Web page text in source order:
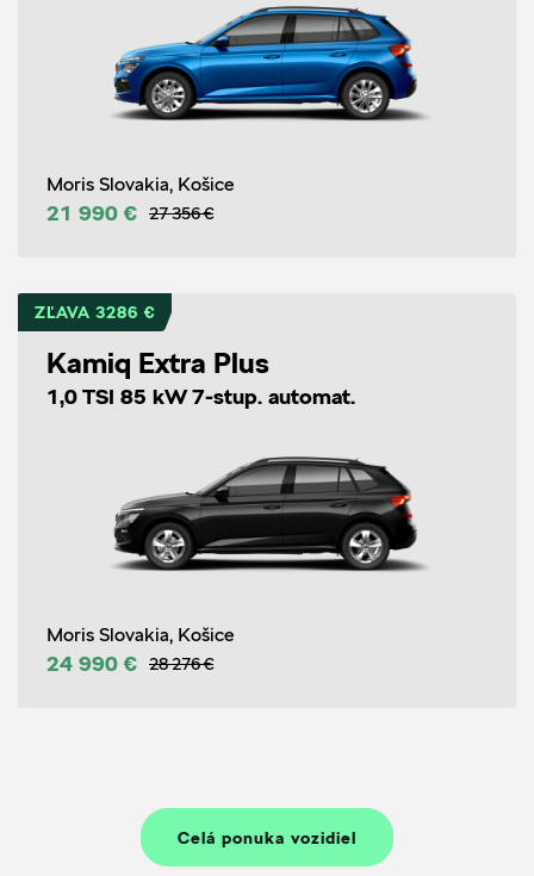
Moris Slovakia, Košice
21 990 € 27 356 €
ZĽAVA 3286 €
Kamiq Extra Plus
1,0 TSI 85 kW 7-stup. automat.
Moris Slovakia, Košice
24 990 € 28 276 €
Celá ponuka vozidiel